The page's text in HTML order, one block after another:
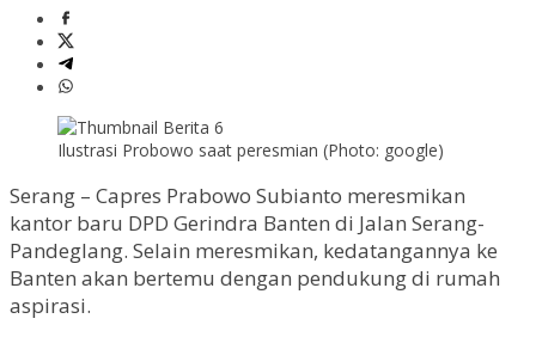
Ilustrasi Probowo saat peresmian (Photo: google)
Serang – Capres Prabowo Subianto meresmikan
kantor baru DPD Gerindra Banten di Jalan Serang-
Pandeglang. Selain meresmikan, kedatangannya ke
Banten akan bertemu dengan pendukung di rumah
aspirasi.